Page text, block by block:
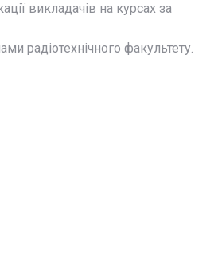
викладачів на курсах за
радіотехнічного факультету.